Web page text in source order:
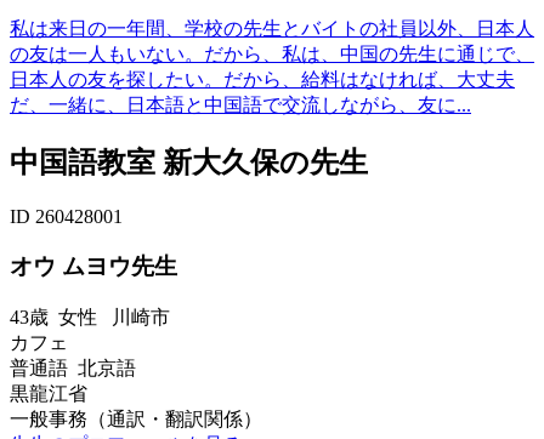
私は来日の一年間、学校の先生とバイトの社員以外、日本人
の友は一人もいない。だから、私は、中国の先生に通じで、
日本人の友を探したい。だから、給料はなければ、大丈夫
だ、一緒に、日本語と中国語で交流しながら、友に...
中国語教室 新大久保の先生
ID 260428001
オウ ムヨウ先生
43歳 女性 川崎市
カフェ
普通語 北京語
黒龍江省
一般事務（通訳・翻訳関係）